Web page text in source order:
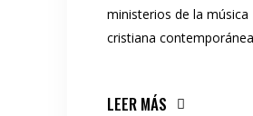
ministerios de la música
cristiana
LEER MÁS